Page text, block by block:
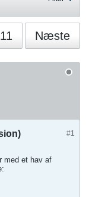
11 Næste
#1
med et hav af